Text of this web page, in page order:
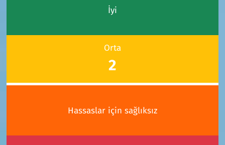
İyi
Orta
2
Hassaslar için sağlıksız